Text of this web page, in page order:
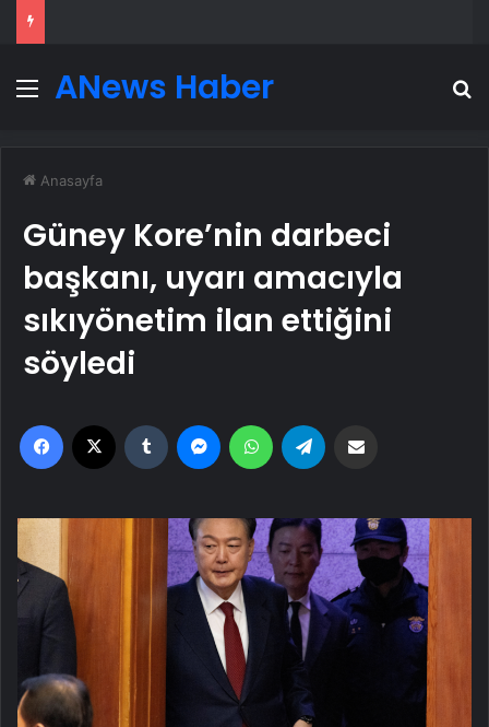
MenüANews Haber
Anasayfa
Güney Kore’nin darbeci
başkanı, uyarı amacıyla
sıkıyönetim ilan ettiğini
söyledi
Facebook Tumblr MessengerWhatsApp